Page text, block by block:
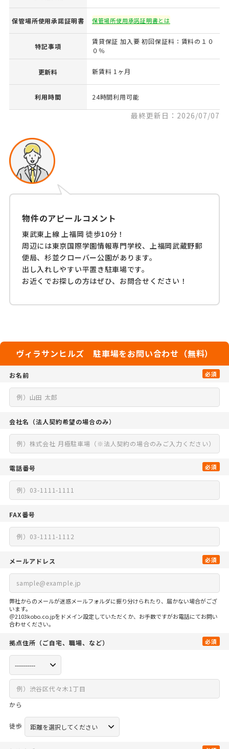
保管場所使用承諾証明書 保管場所使用承諾証明書とは
特記事項
賃貸保証 加入要 初回保証料：賃料の１０
０％
更新料 新賃料 1ヶ月
利用時間 24時間利用可能
最終更新日：2026/07/07
物件のアピールコメント
東武東上線 上福岡 徒歩10分！
周辺には東京国際学園情報専門学校、上福岡武蔵野郵
便局、杉並クローバー公園があります。
出し入れしやすい平置き駐車場です。
お近くでお探しの方はぜひ、お問合せください！
ヴィラサンヒルズ 駐車場をお問い合わせ（無料）
お名前 必須
会社名 （法人契約希望の場合のみ）
電話番号 必須
FAX番号
メールアドレス 必須
弊社からのメールが迷惑メールフォルダに振り分けられたり、届かない場合がござ
います。
＠2103kobo.co.jpをドメイン設定していただくか、お手数ですがお電話にてお問い
合わせください。
拠点住所 （ご自宅、 職場、など） 必須
から
徒歩